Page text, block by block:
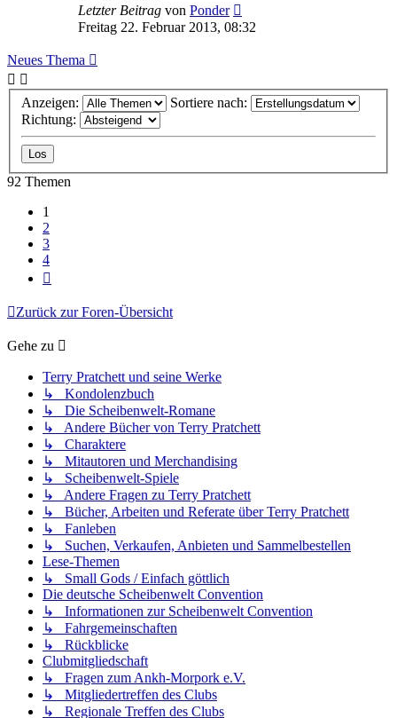
Letzter Beitrag von Ponder
Freitag 22. Februar 2013, 08:32
Neues Thema
Anzeigen:
Sortiere nach:
Richtung:
92 Themen
1
2
3
4
Zurück zur Foren-Übersicht
Gehe zu
Terry Pratchett und seine Werke
↳ Kondolenzbuch
↳ Die Scheibenwelt-Romane
↳ Andere Bücher von Terry Pratchett
↳ Charaktere
↳ Mitautoren und Merchandising
↳ Scheibenwelt-Spiele
↳ Andere Fragen zu Terry Pratchett
↳ Bücher, Arbeiten und Referate über Terry Pratchett
↳ Fanleben
↳ Suchen, Verkaufen, Anbieten und Sammelbestellen
Lese-Themen
↳ Small Gods / Einfach göttlich
Die deutsche Scheibenwelt Convention
↳ Informationen zur Scheibenwelt Convention
↳ Fahrgemeinschaften
↳ Rückblicke
Clubmitgliedschaft
↳ Fragen zum Ankh-Morpork e.V.
↳ Mitgliedertreffen des Clubs
↳ Regionale Treffen des Clubs